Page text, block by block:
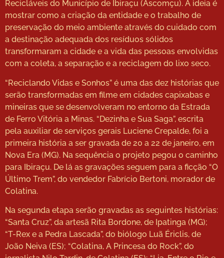
Recicláveis do Município de Ibiraçu (Ascomçu). A ideia é
mostrar como a criação da entidade e o trabalho de
preservação do meio ambiente através do cuidado com
a destinação adequada dos resíduos sólidos
transformaram a cidade e a vida das pessoas envolvidas
com a coleta, a separação e a reciclagem do lixo seco.
“Reciclando Vidas e Sonhos” é uma das dez histórias que
serão transformadas em filme em cidades capixabas e
mineiras que se desenvolveram no entorno da Estrada
de Ferro Vitória a Minas. “Dezinha e Sua Saga”, escrita
pela auxiliar de serviços gerais Luciene Crepalde, foi a
primeira história a ser gravada de 20 a 22 de janeiro, em
Nova Era (MG). Na sequência o projeto pegou o caminho
para Ibiraçu. De lá as gravações seguem para a ficção “O
Último Trem”, do vendedor Fabrício Bertoni, morador de
Colatina.
Na segunda etapa serão gravadas as seguintes histórias:
“Santa Cruz”, da artesã Rita Bordone, de Ipatinga (MG);
“T-Rex e a Pedra Lascada”, do biólogo Luã Ériclis, de
João Neiva (ES); “Colatina, A Princesa do Rock”, do